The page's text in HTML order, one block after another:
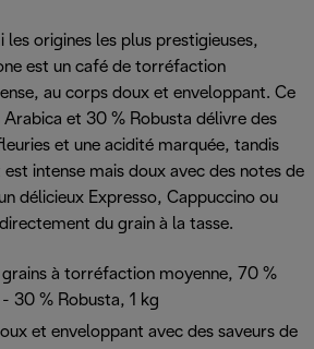
les origines les plus prestigieuses,
est un café de torréfaction
au corps doux et enveloppant. Ce
et 30 % Robusta délivre des
et une acidité marquée, tandis
intense mais doux avec des notes de
délicieux Expresso, Cappuccino ou
du grain à la tasse.
grains à torréfaction moyenne, 70 %
30 % Robusta, 1 kg
et enveloppant avec des saveurs de